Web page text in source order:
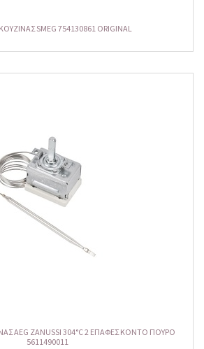
SMEG 754130861 ORIGINAL
AEG ZANUSSI 304°C 2 ΕΠΑΦΕΣ ΚΟΝΤΟ ΠΟΥΡΟ
5611490011